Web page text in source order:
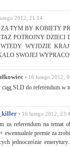
2012, 21:14
ZA TYM BY KOBIETY
POTROJNY DZIECI
WYJDZIE
SWOJEJ
• 16 lutego 2012,
SLD do referendum w
• 16 lutego 2012,
za referendum na temat
ewentualnie premie za
jednocześnie